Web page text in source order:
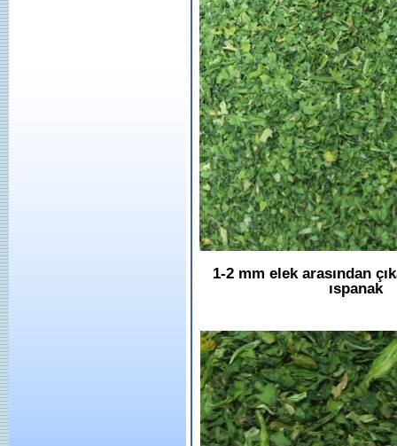
1-2 mm elek arasından
ıspanak